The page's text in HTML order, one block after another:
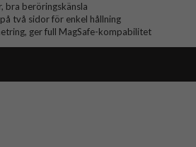
bra beröringskänsla
två sidor för enkel hållning
ger full MagSafe-kompabilitet